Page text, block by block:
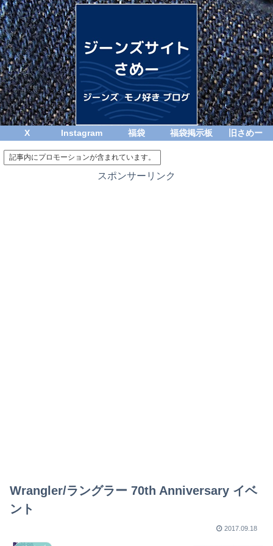
X Instagram 福袋 福袋掲示板 旧さめー
記事内にプロモーションが含まれています。
スポンサーリンク
Wrangler/ラングラー 70th Anniversary イベ
ント
2017.09.18